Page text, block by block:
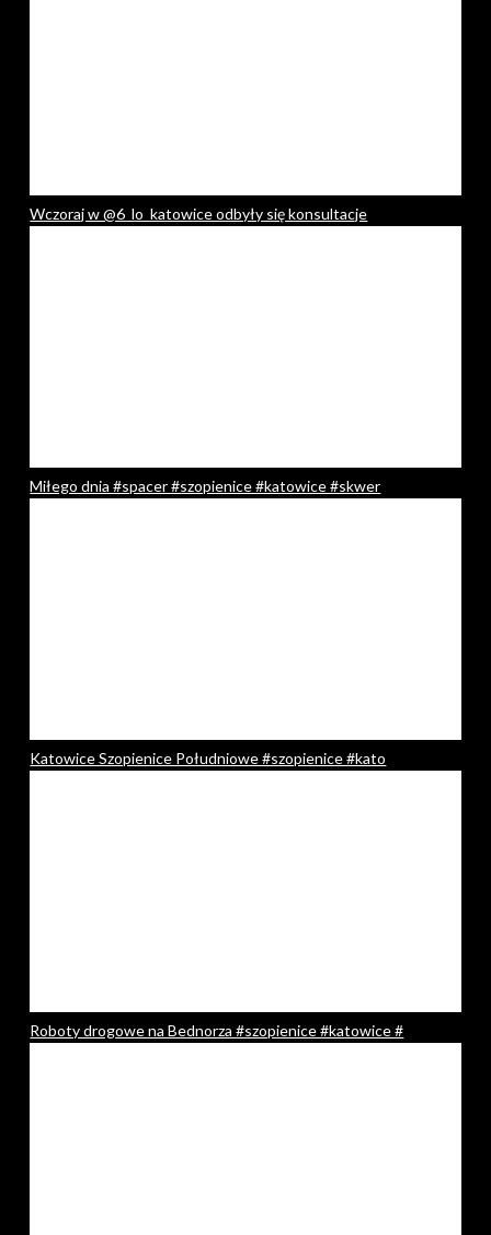
Wczoraj w @6_lo_katowice odbyły się konsultacje
Miłego dnia #spacer #szopienice #katowice #skwer
Katowice Szopienice Południowe #szopienice #kato
Roboty drogowe na Bednorza #szopienice #katowice #